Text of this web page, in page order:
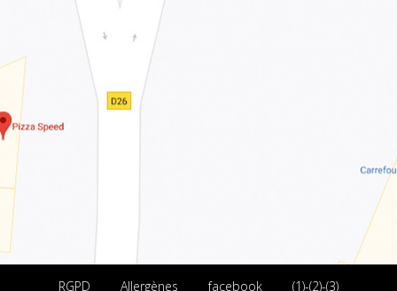
RGPD Allergènes facebook (1)-(2)-(3)